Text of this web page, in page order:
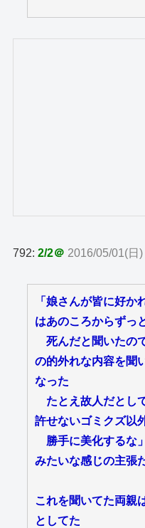
792:2/2＠ 2016/05/01(日
「娘さんが皆に好か
はあのころからずっ
死んだと聞いたの
の的外れな内容を聞
なった
たとえ故人だとし
許せないゴミクズ以
勝手に美化するな」
みたいな感じの主張
これを聞いてた両親
としてた